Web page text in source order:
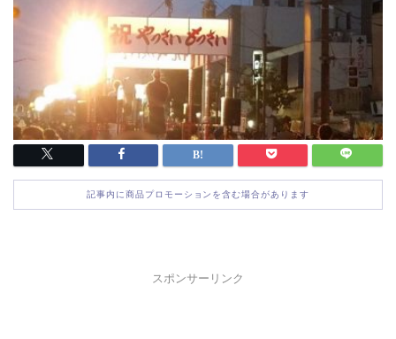
記事内に商品プロモーションを含む場合があります
スポンサーリンク